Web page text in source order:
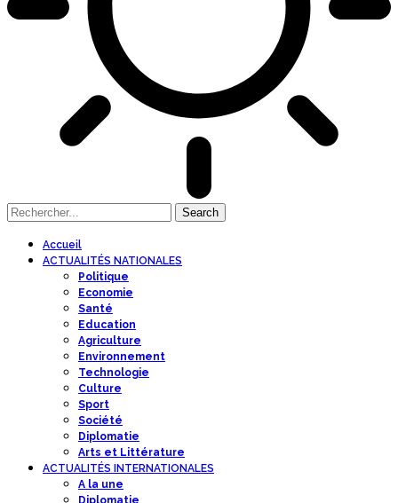
Accueil
ACTUALITÉS NATIONALES
Politique
Economie
Santé
Education
Agriculture
Environnement
Technologie
Culture
Sport
Société
Diplomatie
Arts et Littérature
ACTUALITÉS INTERNATIONALES
A la une
Diplomatie